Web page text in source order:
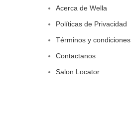
Acerca de Wella
Políticas de Privacidad
Términos y condiciones
Contactanos
Salon Locator